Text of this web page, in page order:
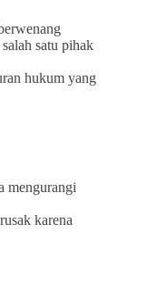
satu pihak
hukum yang
mengurangi
karena